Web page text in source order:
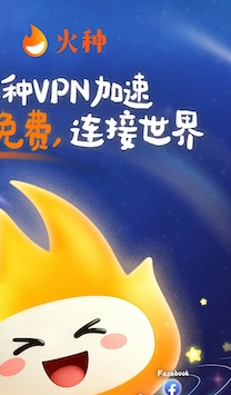
支持[0] 反对
支持
反对 [0]